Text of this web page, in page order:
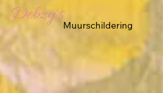
Debzy'sMuurschildering